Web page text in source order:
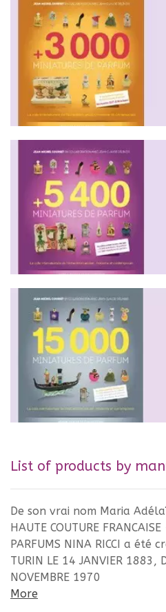
List of products by
De son vrai nom Maria
HAUTE COUTURE
PARFUMS NINA RICCI a été
TURIN LE 14 JANVIER 1883,
NOVEMBRE 1970
More